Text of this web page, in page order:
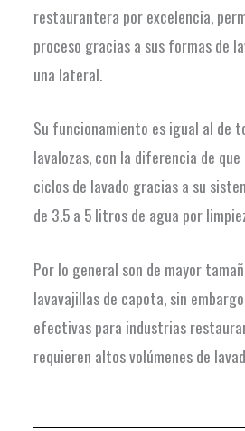
restaurantera por excelencia,
proceso gracias a sus formas de
una lateral.
Su funcionamiento es igual al de
lavalozas, con la diferencia de
ciclos de lavado gracias a su
de 3.5 a 5 litros de agua por
Por lo general son de mayor
lavavajillas de capota, sin
efectivas para industrias
requieren altos volúmenes de